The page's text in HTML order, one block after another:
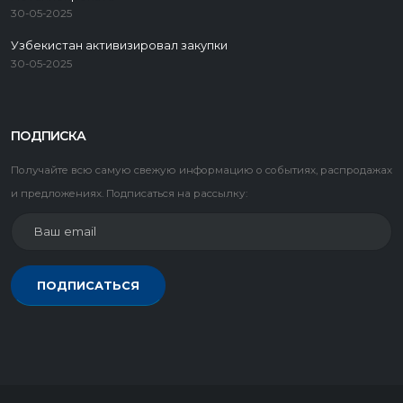
объема. Работаем от одной товарной единицы, до огромных
партий.
30-05-2025
Узбекистан активизировал закупки
30-05-2025
ПОДПИСКА
Получайте всю самую свежую информацию о событиях, распродажах
и предложениях. Подписаться на рассылку:
ПОДПИСАТЬСЯ